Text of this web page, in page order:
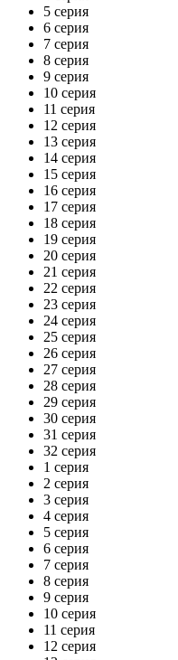
5 серия
6 серия
7 серия
8 серия
9 серия
10 серия
11 серия
12 серия
13 серия
14 серия
15 серия
16 серия
17 серия
18 серия
19 серия
20 серия
21 серия
22 серия
23 серия
24 серия
25 серия
26 серия
27 серия
28 серия
29 серия
30 серия
31 серия
32 серия
1 серия
2 серия
3 серия
4 серия
5 серия
6 серия
7 серия
8 серия
9 серия
10 серия
11 серия
12 серия